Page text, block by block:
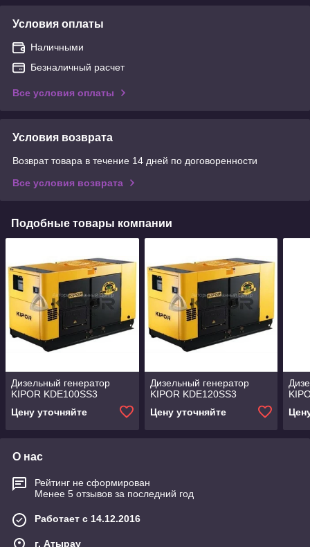
Условия оплаты
Наличными
Безналичный расчет
Все условия оплаты
Условия возврата
Возврат товара в течение 14 дней по договоренности
Все условия возврата
Подобные товары компании
Дизельный генератор
KIPOR KDE100SS3
Цену уточняйте
Дизельный генератор
KIPOR KDE120SS3
Цену уточняйте
О нас
Рейтинг не сформирован
Менее 5 отзывов за последний год
Работает с 14.12.2016
г. Атырау